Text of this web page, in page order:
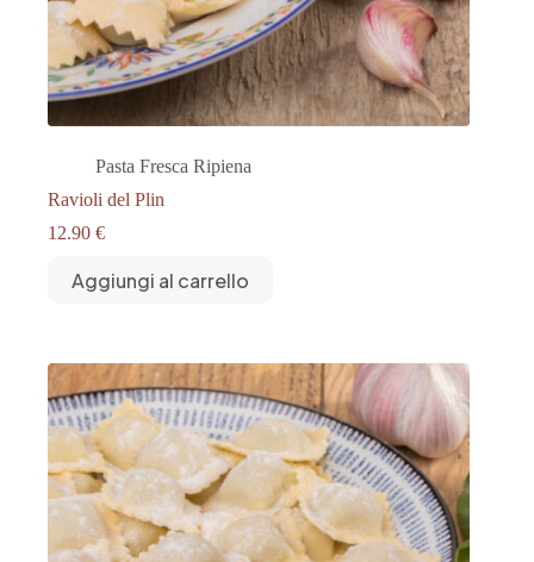
Pasta Fresca Ripiena
Ravioli del Plin
12.90 €
Aggiungi al carrello